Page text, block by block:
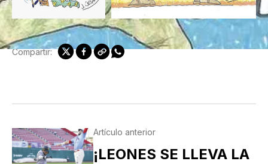
Compartir:
Artículo anterior
¡LEONES SE LLEVA LA